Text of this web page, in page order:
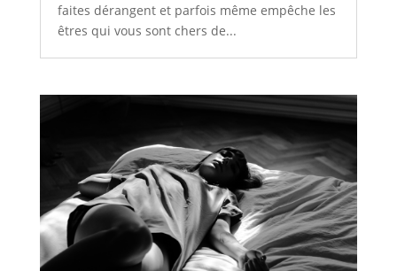
faites dérangent et parfois même empêche les
êtres qui vous sont chers de...